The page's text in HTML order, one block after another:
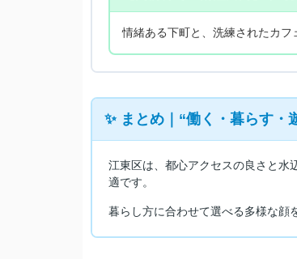
情緒ある下町と、洗練されたカフ
✨ まとめ｜“働く・暮らす・
江東区は、都心アクセスの良さと水
適です。
暮らし方に合わせて選べる多様な顔